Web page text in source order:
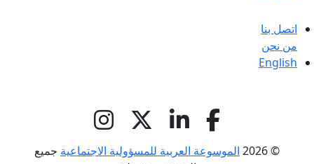
اتصل بنا
من نحن
English
© 2026 الموسوعة العربية للمسؤولية الاجتماعية جميع